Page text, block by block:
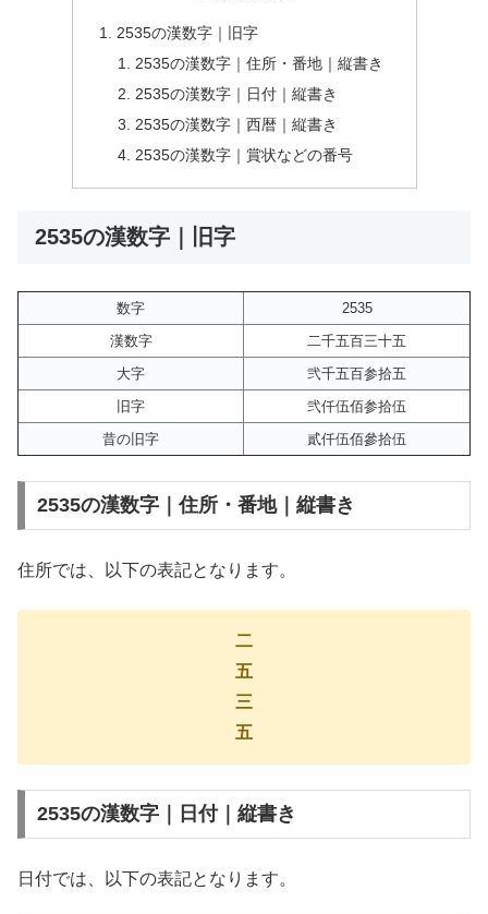
2535の漢数字｜旧字
2535の漢数字｜住所・番地｜縦書き
2535の漢数字｜日付｜縦書き
2535の漢数字｜西暦｜縦書き
2535の漢数字｜賞状などの番号
2535の漢数字｜旧字
数字
2535
漢数字
二千五百三十五
大字
弐千五百参拾五
旧字
弐仟伍佰参拾伍
昔の旧字
貳仟伍佰參拾伍
2535の漢数字｜住所・番地｜縦書き
住所では、以下の表記となります。
二
五
三
五
2535の漢数字｜日付｜縦書き
日付では、以下の表記となります。